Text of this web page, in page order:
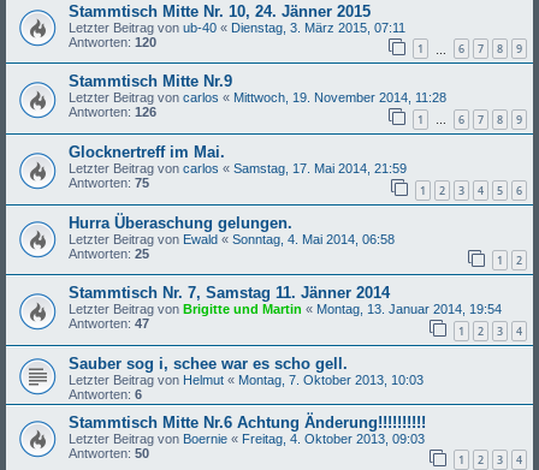
Stammtisch Mitte Nr. 10, 24. Jänner 2015
Letzter Beitrag von ub-40 « Dienstag, 3. März 2015, 07:11
Antworten: 120 1 6 7 8 9
Stammtisch Mitte Nr.9
Letzter Beitrag von carlos « Mittwoch, 19. November 2014, 11:28
Antworten: 126 1 … 6 7 8 9
Glocknertreff im Mai.
Letzter Beitrag von carlos « Samstag, 17. Mai 2014, 21:59
Antworten: 75 1 2 3 4 5 6
Hurra Überaschung gelungen.
Letzter Beitrag von Ewald « Sonntag, 4. Mai 2014, 06:58
Antworten: 25 1 2
Stammtisch Nr. 7, Samstag 11. Jänner 2014
Letzter Beitrag von Brigitte und Martin « Montag, 13. Januar 2014, 19:54
Antworten: 47 1 2 3 4
Sauber sog i, schee war es scho gell.
Letzter Beitrag von Helmut « Montag, 7. Oktober 2013, 10:03
Antworten: 6
Stammtisch Mitte Nr.6 Achtung Änderung!!!!!!!!!!
Letzter Beitrag von Boernie « Freitag, 4. Oktober 2013, 09:03
Antworten: 50 1 2 3 4